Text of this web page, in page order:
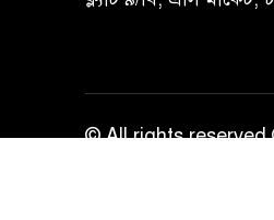
© All rights reserved